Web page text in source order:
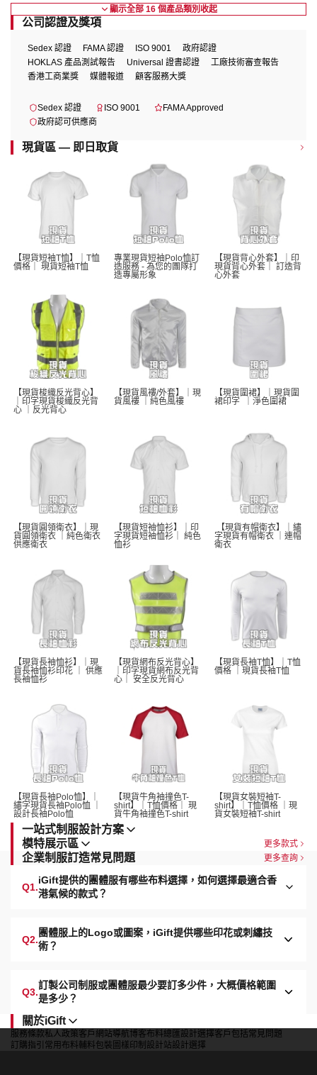
顯示全部 16 個產品類別收起
公司認證及獎項
Sedex 認證 FAMA 認證 ISO 9001
政府認證
HOKLAS 產品測試報告
Universal 證書認證
工廠技術審查報告
香港工商業獎
媒體報道 顧客服務大獎
Sedex 認證 ISO 9001
FAMA Approved
政府認可供應商
現貨區 — 即日取貨
【現貨短袖T恤】｜T恤
價格｜ 現貨短袖T恤
專業現貨短袖Polo恤訂
造服務 - 為您的團隊打
造專屬形象
【現貨背心外套】｜印
現貨背心外套｜ 訂造背
心外套
【現貨梭織反光背心】
｜印字現貨梭織反光背
心 ｜反光背心
【現貨風褸/外套】｜現
貨風褸 ｜純色風褸
【現貨圍裙】｜現貨圍
裙印字  ｜淨色圍裙
【現貨圓領衛衣】｜現
貨圓領衛衣 ｜純色衛衣
供應衛衣
【現貨短袖恤衫】｜印
字現貨短袖恤衫｜ 純色
恤衫
字現貨有帽衛衣 ｜連帽
衛衣
【現貨長袖恤衫】｜現
貨長袖恤衫印花 ｜ 供應
長袖恤衫
【現貨網布反光背心】
｜印字現貨網布反光背
心｜ 安全反光背心
【現貨長袖T恤】｜T恤
價格 ｜現貨長袖T恤
【現貨長袖Polo恤】｜
繡字現貨長袖Polo恤 ｜
設計長袖Polo恤
【現貨牛角袖撞色T-
shirt】｜T恤價格｜ 現
貨牛角袖撞色T-shirt
【現貨女裝短袖T-
shirt】｜T恤價格 ｜現
貨女裝短袖T-shirt
一站式制服設計方案
模特展示區
更多款式
企業制服訂造常見問題 更多查詢
Q1.
iGift提供的團體服有哪些布料選擇，如何選擇最適合香
港氣候的款式？
Q2.
團體服上的Logo或圖案，iGift提供哪些印花或刺繡技
術？
Q3.
訂製公司制服或團體服最少要訂多少件，大概價格範圍
是多少？
關於iGift
服務條款私人政策客戶 網站導航博客布料總匯設計選擇客戶包括常見問題
訂購指引 常用布料輔料包裝 圖樣印制 設計站設計選擇